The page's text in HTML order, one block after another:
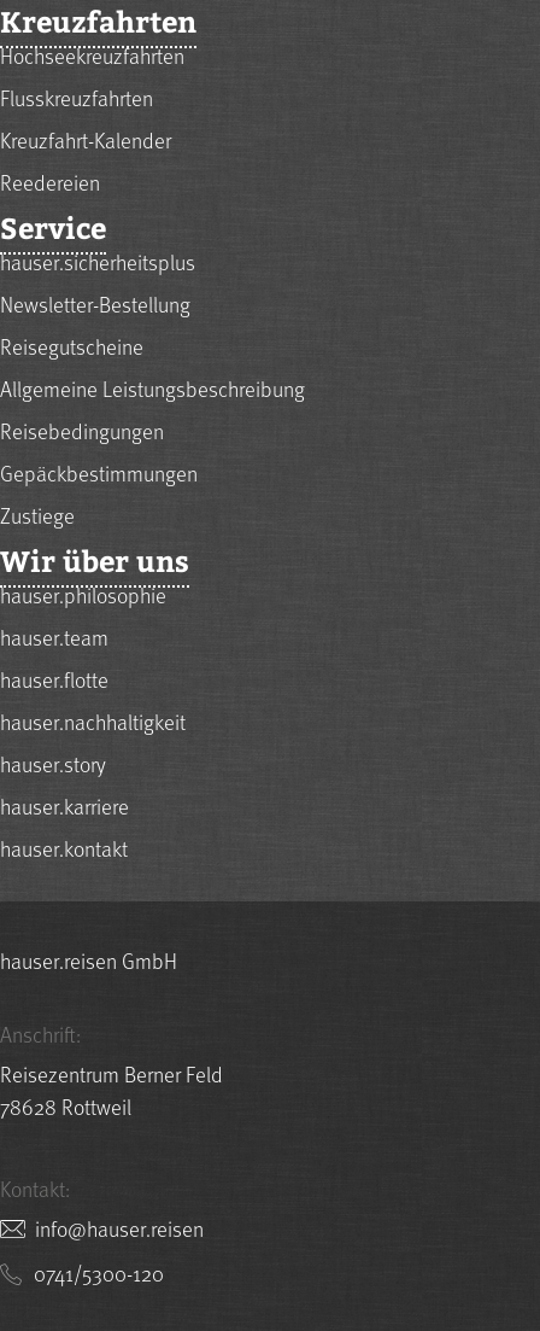
Kreuzfahrten
Hochseekreuzfahrten
Flusskreuzfahrten
Kreuzfahrt-Kalender
Reedereien
Service
hauser.sicherheitsplus
Newsletter-Bestellung
Reisegutscheine
Allgemeine Leistungsbeschreibung
Reisebedingungen
Gepäckbestimmungen
Zustiege
Wir über uns
hauser.philosophie
hauser.team
hauser.flotte
hauser.nachhaltigkeit
hauser.story
hauser.karriere
hauser.kontakt
hauser.reisen GmbH
Anschrift:
Reisezentrum Berner Feld
78628 Rottweil
Kontakt:
nesier.resuah@ofni
0741/5300-120